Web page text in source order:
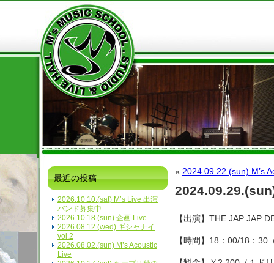
最近の投稿
2026.10.10.(sat) M’s Live 出演
バンド募集中
2026.10.18.(sun) 企画 Live
2026.08.12.(wed) ギシャナイ
vol.2
2026.08.02.(sun) M’s Acoustic
Live
« 2024.09.22.(sun) M’s
【出演】THE JAP JAP
【時間】18：00/18：30